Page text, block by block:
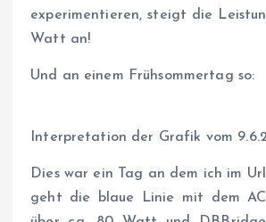
experimentieren, steigt die
Watt an!
Und an einem Frühsommertag so:
Interpretation der Grafik vom
Dies war ein Tag an dem ich im
geht die blaue Linie mit dem